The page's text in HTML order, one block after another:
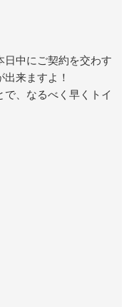
日中にご契約を交わす
来ますよ！
で、なるべく早くトイ